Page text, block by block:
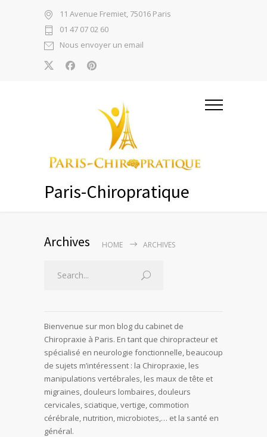
11 Avenue Fremiet, 75016 Paris
01 47 07 02 60
Nous envoyer un email
Paris-Chiropratique
Archives HOME ARCHIVES
Bienvenue sur mon blog du cabinet de
Chiropraxie à Paris. En tant que chiropracteur et
spécialisé en neurologie fonctionnelle, beaucoup
de sujets m’intéressent : la Chiropraxie, les
manipulations vertébrales, les maux de tête et
migraines, douleurs lombaires, douleurs
cervicales, sciatique, vertige, commotion
cérébrale, nutrition, microbiotes,… et la santé en
général.